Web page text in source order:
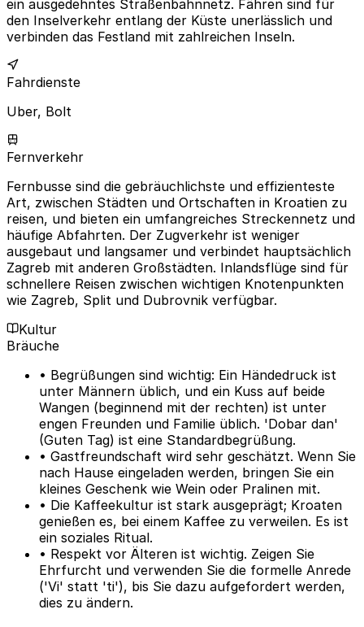
ein ausgedehntes Straßenbahnnetz. Fähren sind für
den Inselverkehr entlang der Küste unerlässlich und
verbinden das Festland mit zahlreichen Inseln.
Fahrdienste
Uber, Bolt
Fernverkehr
Fernbusse sind die gebräuchlichste und effizienteste
Art, zwischen Städten und Ortschaften in Kroatien zu
reisen, und bieten ein umfangreiches Streckennetz und
häufige Abfahrten. Der Zugverkehr ist weniger
ausgebaut und langsamer und verbindet hauptsächlich
Zagreb mit anderen Großstädten. Inlandsflüge sind für
schnellere Reisen zwischen wichtigen Knotenpunkten
wie Zagreb, Split und Dubrovnik verfügbar.
Kultur
Bräuche
• Begrüßungen sind wichtig: Ein Händedruck ist
unter Männern üblich, und ein Kuss auf beide
Wangen (beginnend mit der rechten) ist unter
engen Freunden und Familie üblich. 'Dobar dan'
(Guten Tag) ist eine Standardbegrüßung.
• Gastfreundschaft wird sehr geschätzt. Wenn Sie
nach Hause eingeladen werden, bringen Sie ein
kleines Geschenk wie Wein oder Pralinen mit.
• Die Kaffeekultur ist stark ausgeprägt; Kroaten
genießen es, bei einem Kaffee zu verweilen. Es ist
ein soziales Ritual.
• Respekt vor Älteren ist wichtig. Zeigen Sie
Ehrfurcht und verwenden Sie die formelle Anrede
('Vi' statt 'ti'), bis Sie dazu aufgefordert werden,
dies zu ändern.